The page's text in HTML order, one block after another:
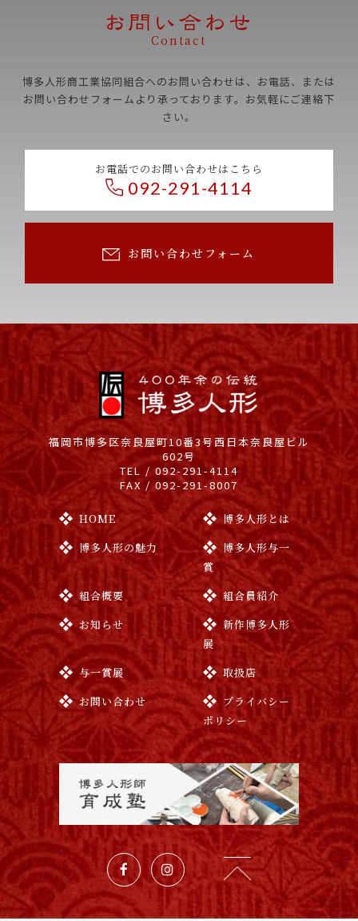
Contact
博多人形商工業協同組合へのお問い合わせは、お電話、
または
お問い合わせフォームより承っております。お気軽にご連絡下
さい。
お電話でのお問い合わせはこちら
092-291-4114
お問い合わせフォーム
福岡市博多区奈良屋町10番3号 西日本奈良屋ビル
602号
TEL / 092-291-4114
FAX / 092-291-8007
HOME
博多人形とは
博多人形の魅力
博多人形与一
賞
組合概要
組合員紹介
お知らせ
新作博多人形
展
与一賞展
取扱店
お問い合わせ
プライバシー
ポリシー